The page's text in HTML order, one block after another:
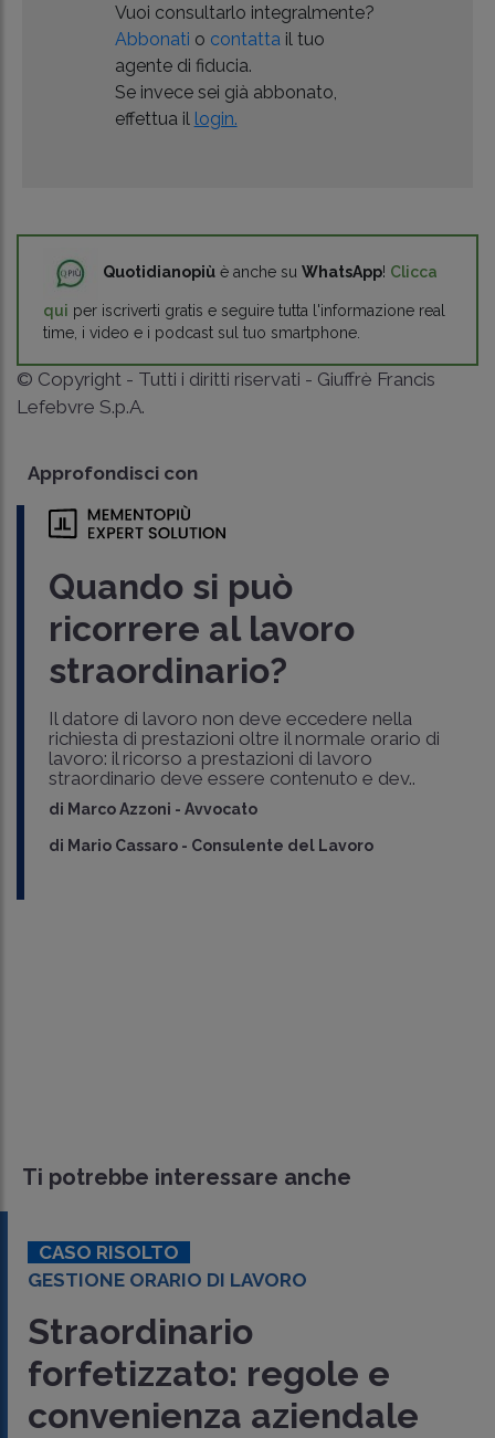
Vuoi consultarlo integralmente?
Abbonati o contattail tuo
agente di fiducia.
Se invece sei già abbonato,
effettua il login.
Quotidianopiù è anche su WhatsApp! Clicca
qui per iscriverti gratis e seguire tutta l'informazione real
time, i video e i podcast sul tuo smartphone.
© Copyright - Tutti i diritti riservati - Giuffrè Francis
Lefebvre S.p.A.
Approfondisci con
Quando si può
ricorrere al lavoro
straordinario?
Il datore di lavoro non deve eccedere nella
richiesta di prestazioni oltre il normale orario di
lavoro: il ricorso a prestazioni di lavoro
straordinario deve essere contenuto e dev..
di Marco Azzoni - Avvocato
di Mario Cassaro - Consulente del Lavoro
Ti potrebbe interessare anche
CASO RISOLTO
GESTIONE ORARIO DI LAVORO
Straordinario
forfetizzato: regole e
convenienza aziendale